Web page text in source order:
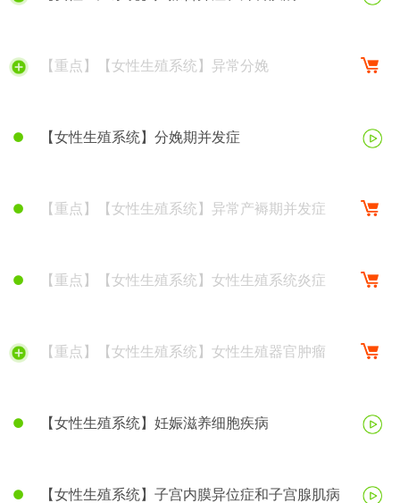
【重点】【女性生殖系统】异常分娩
【女性生殖系统】分娩期并发症
【重点】【女性生殖系统】异常产褥期并发症
【重点】【女性生殖系统】女性生殖系统炎症
【重点】【女性生殖系统】女性生殖器官肿瘤
【女性生殖系统】妊娠滋养细胞疾病
【女性生殖系统】子宫内膜异位症和子宫腺肌病